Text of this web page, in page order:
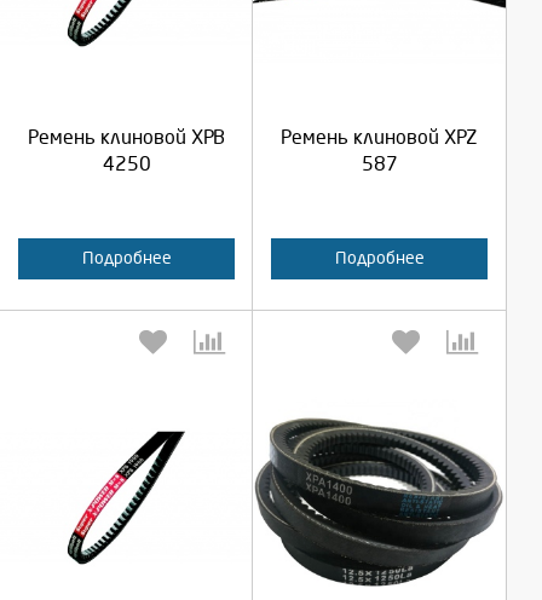
Ремень клиновой XPB
4250
Подробнее
Отмена
Ремень клиновой XPZ
587
Подробнее
Отмена
Выберите количество: Выберите количество: